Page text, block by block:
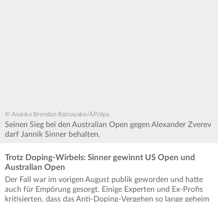
© Asanka Brendon Ratnayake/AP/dpa
Seinen Sieg bei den Australian Open gegen Alexander Zverev
darf Jannik Sinner behalten.
Trotz Doping-Wirbels: Sinner gewinnt US Open und
Australian Open
Der Fall war im vorigen August publik geworden und hatte
auch für Empörung gesorgt. Einige Experten und Ex-Profis
kritisierten, dass das Anti-Doping-Vergehen so lange geheim